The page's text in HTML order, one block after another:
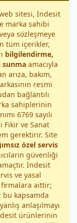
sitesi, İndesit
marka sahibi
sözleşmeye
tüm içerikler,
bilgilendirme,
sunma amacıyla
arıza, bakım,
resmi
bağlantılı
sahiplerinin
6769 sayılı
Fikir ve Sanat
gerektirir. Site
özel servis
güvenliği
İndesit
ve yasal
firmalara aittir;
bu kapsamda
anlaşılmayı
ürünlerinin